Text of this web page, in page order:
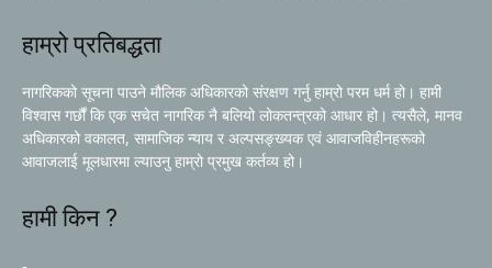
हाम्रो प्रतिबद्धता
नागरिकको सूचना पाउने मौलिक अधिकारको संरक्षण गर्नु हाम्रो परम धर्म हो। हामी
विश्वास गर्छौं कि एक सचेत नागरिक नै बलियो लोकतन्त्रको आधार हो। त्यसैले, मानव
अधिकारको वकालत, सामाजिक न्याय र अल्पसङ्ख्यक एवं आवाजविहीनहरूको
आवाजलाई मूलधारमा ल्याउनु हाम्रो प्रमुख कर्तव्य हो।
हामी किन ?